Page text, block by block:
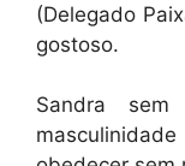
(Delegado
gostoso.
Sandra